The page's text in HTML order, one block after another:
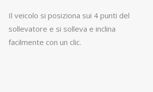
Il veicolo si posiziona sui 4 punti del
sollevatore e si solleva e inclina
facilmente con un clic.